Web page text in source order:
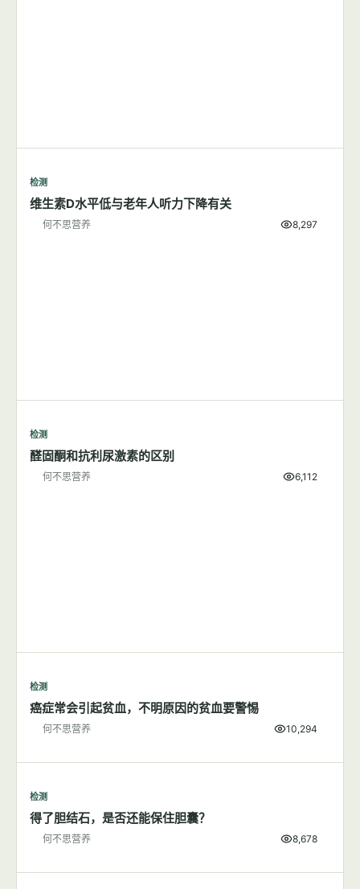
检测
维生素D水平低与老年人听力下降有关
何不思营养 8,297
检测
醛固酮和抗利尿激素的区别
何不思营养 6,112
检测
癌症常会引起贫血，不明原因的贫血要警惕
何不思营养 10,294
检测
得了胆结石，是否还能保住胆囊？
何不思营养 8,678